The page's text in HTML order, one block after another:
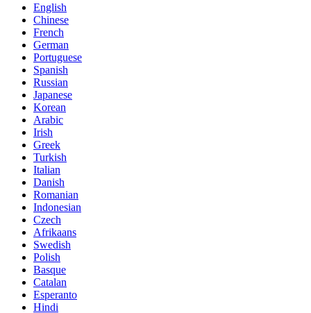
English
Chinese
French
German
Portuguese
Spanish
Russian
Japanese
Korean
Arabic
Irish
Greek
Turkish
Italian
Danish
Romanian
Indonesian
Czech
Afrikaans
Swedish
Polish
Basque
Catalan
Esperanto
Hindi